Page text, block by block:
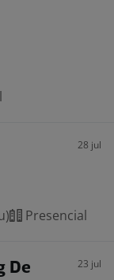
28 jul
Presencial
De
23 jul